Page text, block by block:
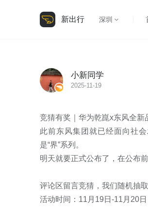
新出行 深圳
小新同学
2025-11-19
竞猜有奖｜华为乾崑x东风全新
此前东风集团就已经面向社
是“界”系列。
明天就要正式公布了，在公布
评论区留言竞猜，我们随机抽
活动时间：11月19日-11月20日